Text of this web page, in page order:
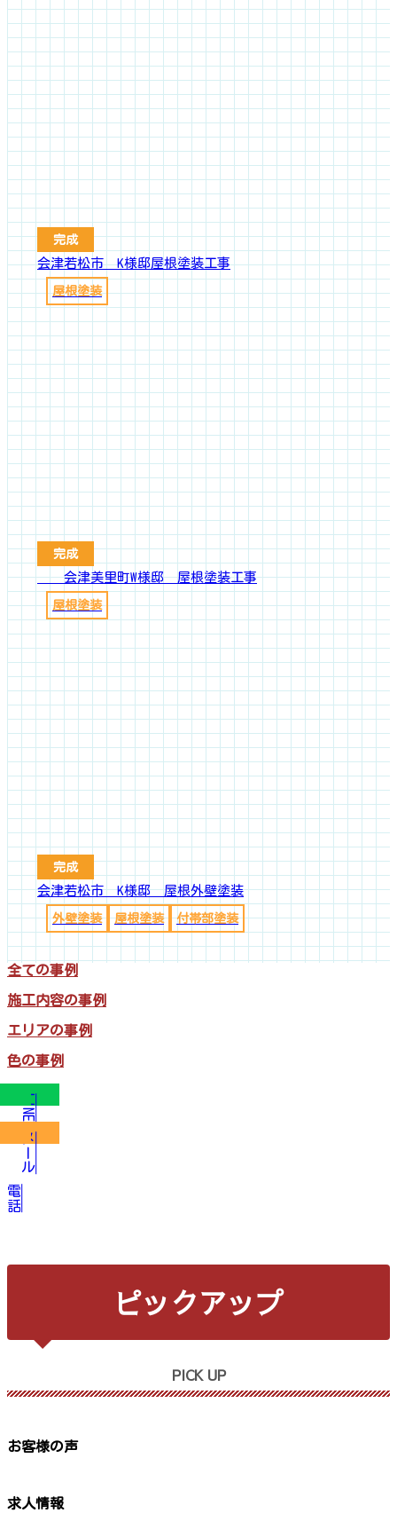
完成
会津若松市 K様邸屋根塗装工事
屋根塗装
完成
会津美里町W様邸 屋根塗装工事
屋根塗装
完成
会津若松市 K様邸 屋根外壁塗装
外壁塗装 屋根塗装 付帯部塗装
全ての事例
施工内容の事例
エリアの事例
色の事例
LINE
メール
電話
ピックアップ
PICK UP
お客様の声
求人情報